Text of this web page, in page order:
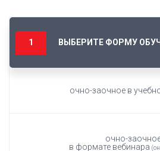
ВЫБЕРИТЕ ФОРМУ
очно-заочное в
очно-
в формате вебинара